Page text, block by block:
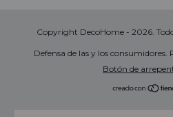
Copyright DecoHome - 2026.
Defensa de las y los consumidores.
Botón de